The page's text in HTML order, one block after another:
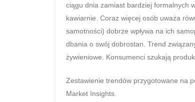
ciągu dnia zamiast bardziej formalnych
kawiarnie. Coraz więcej osób uważa
samotności) dobrze wpływa na ich
dbania o swój dobrostan. Trend
żywieniowe. Konsumenci szukają
Zestawienie trendów przygotowane na
Market Insights.